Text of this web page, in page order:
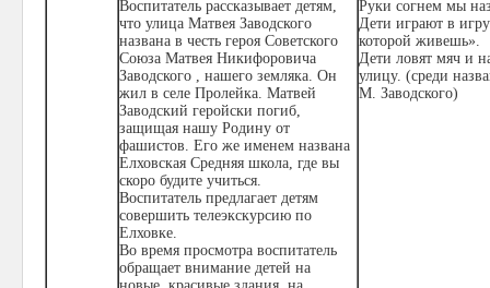
Воспитатель рассказывает детям,
что улица Матвея Заводского
названа в честь героя Советского
Союза Матвея Никифоровича
Заводского , нашего земляка. Он
жил в селе Пролейка. Матвей
Заводский геройски погиб,
защищая нашу Родину от
фашистов. Его же именем названа
Елховская Средняя школа, где вы
скоро будите учиться.
Воспитатель предлагает детям
совершить телеэкскурсию по
Елховке.
Во время просмотра воспитатель
обращает внимание детей на
Руки согнем мы
Дети играют в
которой живешь».
Дети ловят мяч и
улицу. (среди
М. Заводского)